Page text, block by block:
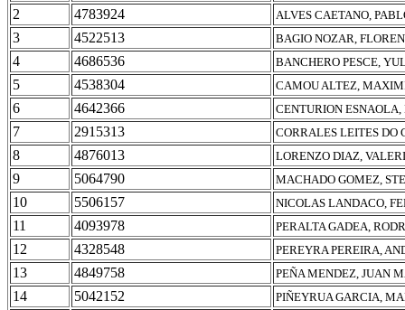
2 4783924 ALVES CAETANO,
3 4522513 BAGIO NOZAR,
4 4686536 BANCHERO PESCE,
5 4538304 CAMOU ALTEZ,
6 4642366 CENTURION
7 2915313 CORRALES LEITES DO
8 4876013 LORENZO DIAZ,
9 5064790 MACHADO GOMEZ,
10 5506157 NICOLAS LANDACO,
11 4093978 PERALTA GADEA,
12 4328548 PEREYRA PEREIRA,
13 4849758 PEÑA MENDEZ, JUAN
14 5042152 PIÑEYRUA GARCIA,